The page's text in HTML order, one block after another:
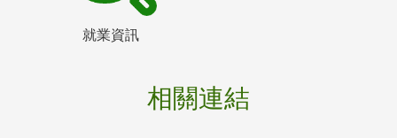
就業資訊
相關連結